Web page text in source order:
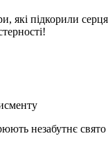
які підкорили
незабутнє свято